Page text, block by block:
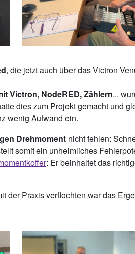
, die jetzt auch über das Victron
Victron, NodeRED, Zählern...
dies zum Projekt gemacht und
wenig Aufwand ein.
Drehmoment nicht fehlen:
somit ein unheimliches
: Er beinhaltet das
der Praxis verflochten war das